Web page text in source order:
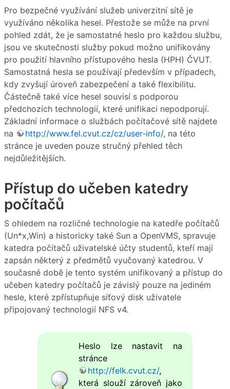
Pro bezpečné využívání služeb univerzitní sítě je
využíváno několika hesel. Přestože se může na první
pohled zdát, že je samostatné heslo pro každou službu,
jsou ve skutečnosti služby pokud možno unifikovány
pro použití hlavního přístupového hesla (HPH) ČVUT.
Samostatná hesla se používají především v případech,
kdy zvyšují úroveň zabezpečení a také flexibilitu.
Částečně také více hesel souvisí s podporou
předchozích technologií, které unifikaci nepodporují.
Základní informace o službách počítačové sítě najdete
na
http://www.fel.cvut.cz/cz/user-info/, na této
stránce je uveden pouze stručný přehled těch
nejdůležitějších.
Přístup do učeben katedry
počítačů
S ohledem na rozličné technologie na katedře počítačů
(Un*x,Win) a historicky také Sun a OpenVMS, spravuje
katedra počítačů uživatelské účty studentů, kteří mají
zapsán některý z předmětů vyučovaný katedrou. V
současné době je tento systém unifikovaný a přístup do
učeben katedry počítačů je závislý pouze na jediném
hesle, které zpřístupňuje síťový disk uživatele
připojovaný technologií NFS v4.
Heslo lze nastavit na
stránce
http://felk.cvut.cz/,
která slouží zároveň jako